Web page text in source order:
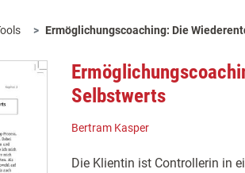
Ermöglichungscoaching: Die
Selbstwerts
Bertram Kasper
Die Klientin ist Controllerin in